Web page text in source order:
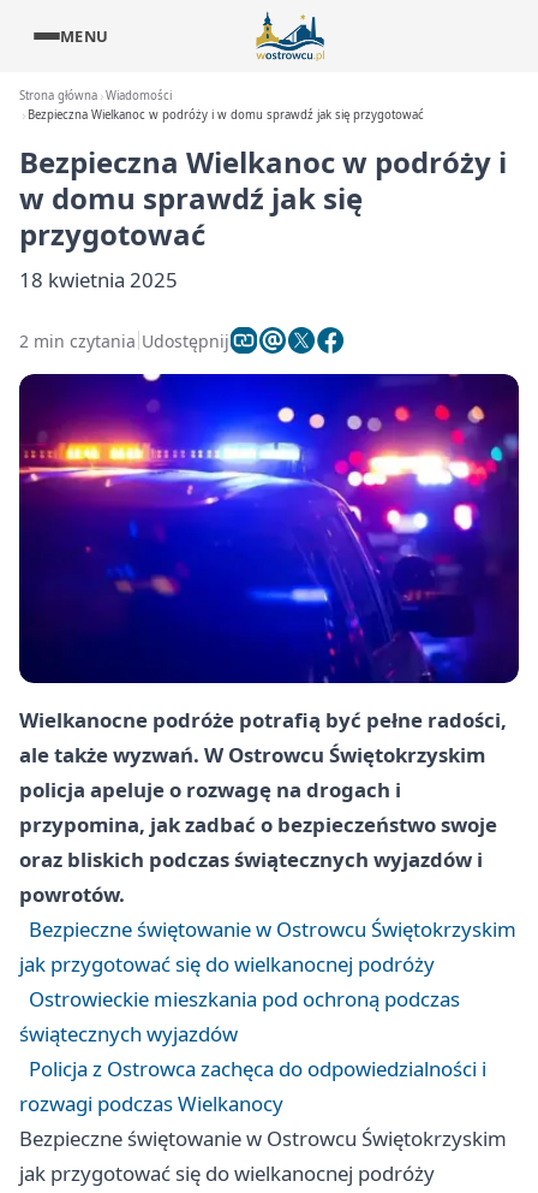
MENU
Strona główna Wiadomości
Bezpieczna Wielkanoc w podróży i w domu sprawdź jak się przygotować
Bezpieczna Wielkanoc w podróży i
w domu sprawdź jak się
przygotować
18 kwietnia 2025
2 min czytania Udostępnij
Wielkanocne podróże potrafią być pełne radości,
ale także wyzwań. W Ostrowcu Świętokrzyskim
policja apeluje o rozwagę na drogach i
przypomina, jak zadbać o bezpieczeństwo swoje
oraz bliskich podczas świątecznych wyjazdów i
powrotów.
Bezpieczne świętowanie w Ostrowcu Świętokrzyskim
jak przygotować się do wielkanocnej podróży
Ostrowieckie mieszkania pod ochroną podczas
świątecznych wyjazdów
Policja z Ostrowca zachęca do odpowiedzialności i
rozwagi podczas Wielkanocy
Bezpieczne świętowanie w Ostrowcu Świętokrzyskim
jak przygotować się do wielkanocnej podróży